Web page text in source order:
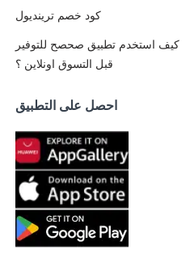
كود خصم ترينديول
كيف استخدم تطبيق صحصح للتوفير
قبل التسوق اونلاين ؟
احصل على التطبيق